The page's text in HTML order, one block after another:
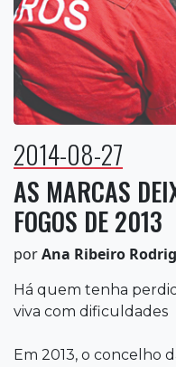
2014-08-27
AS MARCAS
FOGOS DE 2013
porAna Ribeiro
Há quem tenha
viva com dificuldades
Em 2013, o concelho